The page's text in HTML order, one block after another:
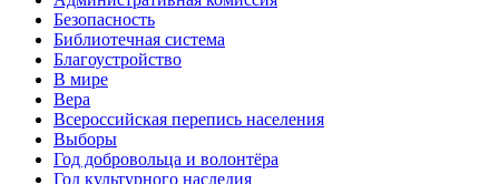
Безопасность
Библиотечная система
Благоустройство
В мире
Вера
Всероссийская перепись населения
Выборы
Год добровольца и волонтёра
Год культурного наследия